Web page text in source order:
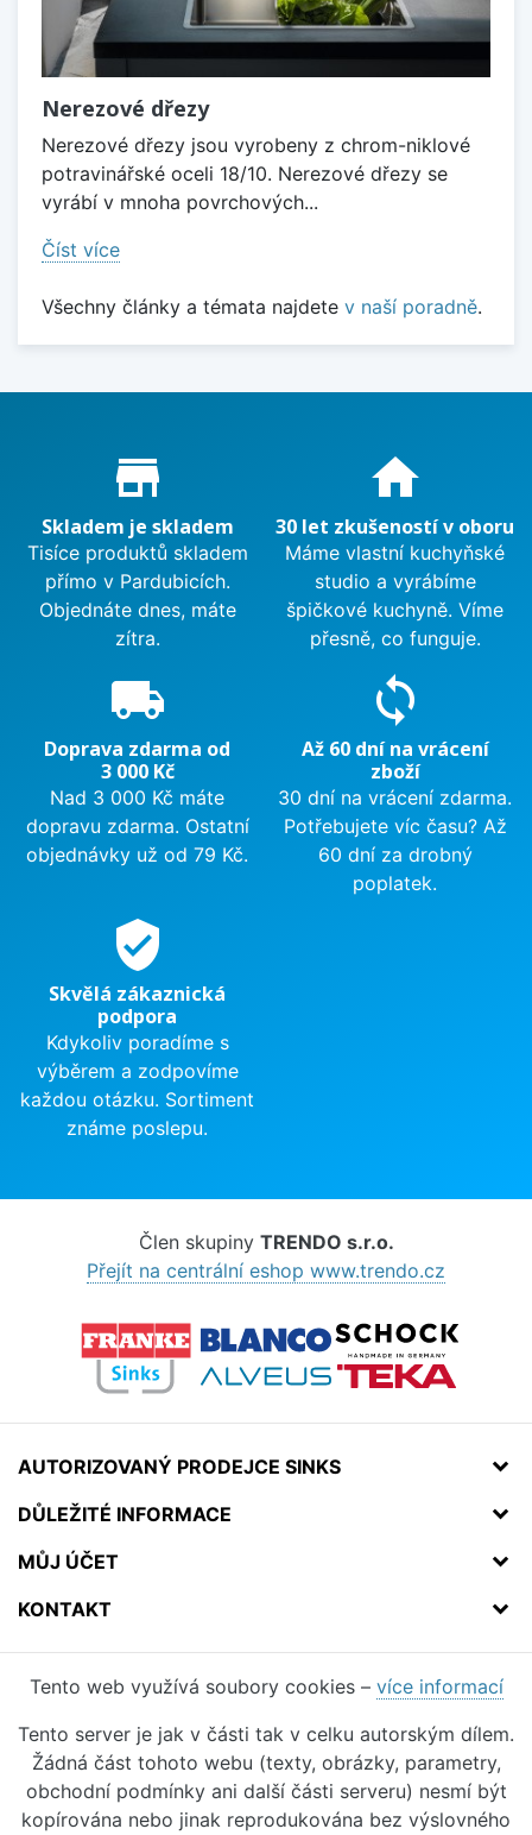
Nerezové dřezy
Nerezové dřezy jsou vyrobeny z chrom-niklové
potravinářské oceli 18/10. Nerezové dřezy se
vyrábí v mnoha povrchových...
Číst více
Všechny články a témata najdete v naší poradně.
Proč nakupovat u nás?
store_mall_directory
Skladem je skladem
Tisíce produktů skladem
přímo v Pardubicích.
Objednáte dnes, máte
zítra.
home
30 let zkušeností v oboru
Máme vlastní kuchyňské
studio a vyrábíme
špičkové kuchyně. Víme
přesně, co funguje.
local_shipping
Doprava zdarma od
3 000 Kč
Nad 3 000 Kč máte
dopravu zdarma. Ostatní
objednávky už od 79 Kč.
sync
Až 60 dní na vrácení
zboží
30 dní na vrácení zdarma.
Potřebujete víc času? Až
60 dní za drobný
poplatek.
verified_user
Skvělá zákaznická
podpora
Kdykoliv poradíme s
výběrem a zodpovíme
každou otázku. Sortiment
známe poslepu.
Člen skupiny TRENDO s.r.o.
Přejít na centrální eshop www.trendo.cz
AUTORIZOVANÝ PRODEJCE SINKS
DŮLEŽITÉ INFORMACE
MŮJ ÚČET
KONTAKT
Tento web využívá soubory cookies – více informací
Tento server je jak v části tak v celku autorským dílem.
Žádná část tohoto webu (texty, obrázky, parametry,
obchodní podmínky ani další části serveru) nesmí být
kopírována nebo jinak reprodukována bez výslovného